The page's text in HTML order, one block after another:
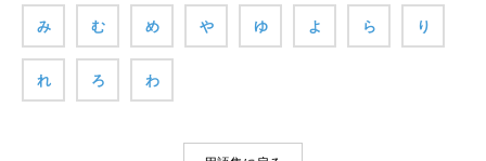
み む め や ゆ よ ら り
れ ろ わ